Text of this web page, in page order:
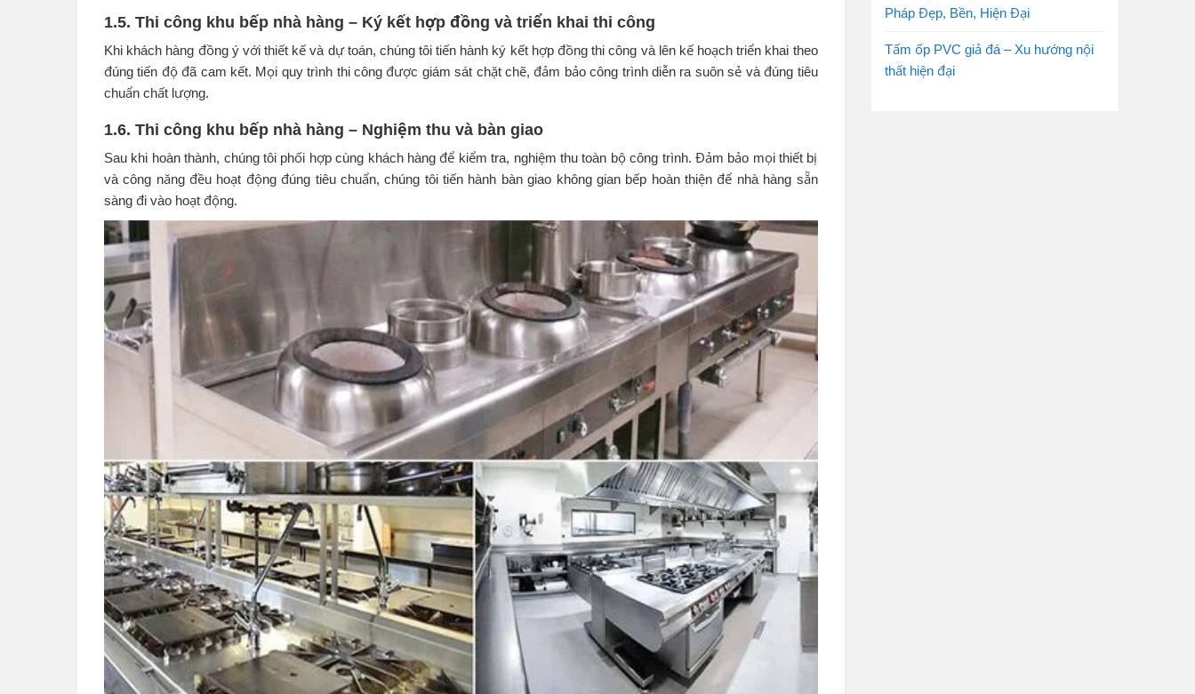
1.5. Thi công khu bếp nhà hàng – Ký kết hợp đồng và triển khai thi công
Khi khách hàng đồng ý với thiết kế và dự toán, chúng tôi tiến hành ký kết hợp đồng thi công và lên kế hoạch triển khai theo
đúng tiến độ đã cam kết. Mọi quy trình thi công được giám sát chặt chẽ, đảm bảo công trình diễn ra suôn sẻ và đúng tiêu
chuẩn chất lượng.
1.6. Thi công khu bếp nhà hàng – Nghiệm thu và bàn giao
Sau khi hoàn thành, chúng tôi phối hợp cùng khách hàng để kiểm tra, nghiệm thu toàn bộ công trình. Đảm bảo mọi thiết bị
và công năng đều hoạt động đúng tiêu chuẩn, chúng tôi tiến hành bàn giao không gian bếp hoàn thiện để nhà hàng sẵn
sàng đi vào hoạt động.
Pháp Đẹp, Bền, Hiện Đại
Tấm ốp PVC giả đá – Xu hướng nội
thất hiện đại